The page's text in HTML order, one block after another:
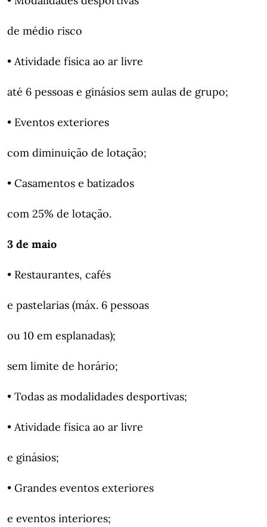
de médio risco
• Atividade física ao ar livre
até 6 pessoas e ginásios sem aulas de grupo;
• Eventos exteriores
com diminuição de lotação;
• Casamentos e batizados
com 25% de lotação.
3 de maio
• Restaurantes, cafés
e pastelarias (máx. 6 pessoas
ou 10 em esplanadas);
sem limite de horário;
• Todas as modalidades desportivas;
• Atividade física ao ar livre
e ginásios;
• Grandes eventos exteriores
e eventos interiores;